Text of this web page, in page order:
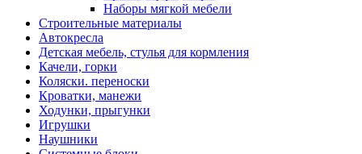
Наборы мягкой мебели
Строительные материалы
Автокресла
Детская мебель, стулья для кормления
Качели, горки
Коляски. переноски
Кроватки, манежи
Ходунки, прыгунки
Игрушки
Наушники